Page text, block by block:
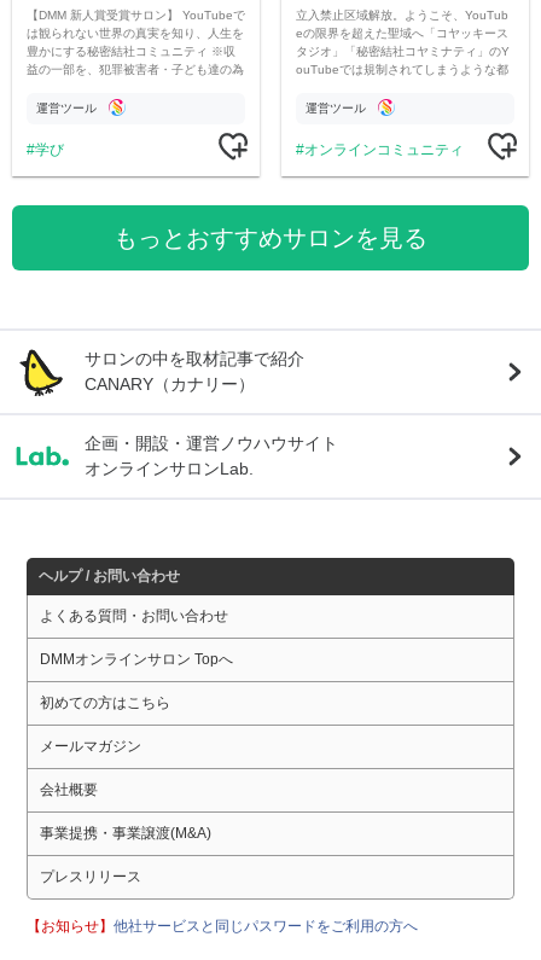
【DMM 新人賞受賞サロン】 YouTubeで
は観られない世界の真実を知り、人生を
豊かにする秘密結社コミュニティ ※収
益の一部を、犯罪被害者・子ども達の為
す運営ツール
学び
立入禁止区域解放。ようこそ、YouTub
eの限界を超えた聖域へ「コヤッキース
タジオ」「秘密結社コヤミナティ」のY
ouTubeでは規制されてしまうような都
公開。
運営ツール
オンラインコミュニティ
もっとおすすめサロンを見る
サロンの中を取材記事で紹介
CANARY（カナリー）
企画・開設・運営ノウハウサイト
オンラインサロンLab.
ヘルプ / お問い合わせ
よくある質問・お問い合わせ
DMMオンラインサロン Topへ
初めての方はこちら
メールマガジン
会社概要
事業提携・事業譲渡(M&A)
プレスリリース
【お知らせ】他社サービスと同じパスワードをご利用の方へ